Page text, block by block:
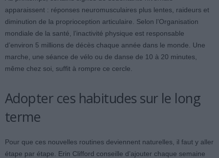
apparaissent : réponses neuromusculaires plus lentes, raideurs et
diminution de la proprioception articulaire. Selon l’Organisation
mondiale de la santé, l’inactivité physique est responsable
d’environ 5 millions de décès chaque année dans le monde. Une
marche, une séance de vélo ou de danse de 10 à 20 minutes,
même chez soi, suffit à rompre ce cercle.
Adopter ces habitudes sur le long
terme
Pour que ces nouvelles routines deviennent naturelles, il faut y aller
étape par étape. Erin Clifford conseille d’ajouter chaque semaine